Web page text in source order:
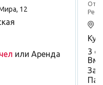
12
или Аренда
3
За